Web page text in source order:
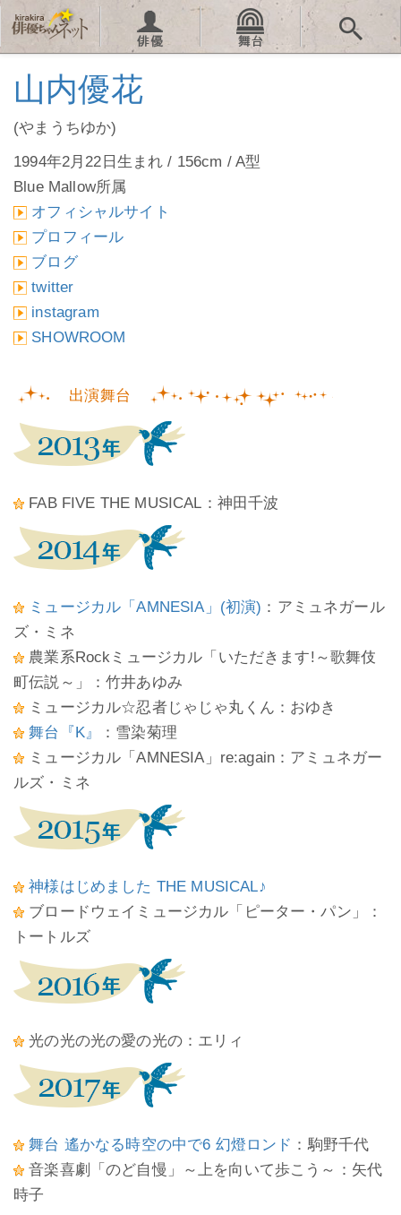
山内優花
(やまうちゆか)
1994年2月22日生まれ / 156cm / A型
Blue Mallow所属
オフィシャルサイト
プロフィール
ブログ
twitter
instagram
SHOWROOM
出演舞台
FAB FIVE THE MUSICAL：神田千波
ミュージカル「AMNESIA」(初演) ：アミュネガール
ズ・ミネ
農業系Rockミュージカル「いただきます!～歌舞伎
町伝説～」：竹井あゆみ
ミュージカル☆忍者じゃじゃ丸くん：おゆき
舞台『K』
：雪染菊理
ミュージカル「AMNESIA」re:again：アミュネガー
ルズ・ミネ
神様はじめました THE MUSICAL♪
ブロードウェイミュージカル「ピーター・パン」：
トートルズ
光の光の光の愛の光の：エリィ
舞台 遙かなる時空の中で6 幻燈ロンド ：駒野千代
音楽喜劇「のど自慢」～上を向いて歩こう～：矢代
時子